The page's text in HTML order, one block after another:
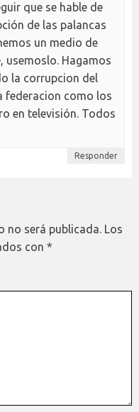
que se hable de
de las palancas
un medio de
usemoslo. Hagamos
la corrupcion del
federacion como los
en televisión. Todos
Responder
no será publicada. Los
con *